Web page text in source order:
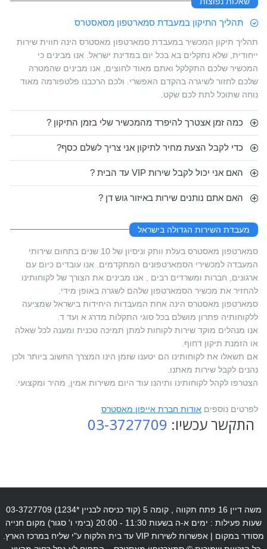
תהליך התיקון במעבדת סמארטפון מסאסטרס
תהליך תיקון המכשיר במעבדת סמארטפון מאסטרס הינה חווית שירות
ייחודית, שלא נתקלים בא בכל יום במדינת ישראל. אנו מבינים כי
המכשיר שלכם התקלקל ואתם מאוד לחוצים, אנו מבינים שהמטרה
שלכם לחזור לשיגרה בהקדם האפשרי. ולכם הרכבנו פלטפורמה מאוד
נוחה שתוכל לתת לכם שקט.
כמה זמן אצטרך להיפרד מהמכשיר שלי בזמן התיקון ?
כדי לקבל הצעת מחיר לתיקון אני צריך לשלם כסף?
האם אני יכול לקבל שירות VIP עד הבית ?
האם אתם נותנים שירות באיזור גוש דן ?
מעבדת השירות הגדולה בישראל
סמארטפון מאסטרס בעלת וותק וניסיון של 10 שנים בתחום שירותי
המעבדה למכשירי הסמארטפונים המתקדמים. אנו עובדים כיום עם
ארגונים, חברות ומשרדים רבים , אנו מבינים את הצורך של לקוחותינו
להחזיר את מכשיר הסמארטפון שלהם לשגרה באופן מידי.
סמארטפון מאסטרס הינה אחת המעבדות היחידות בישראל שמציעה
ללקוחותיה פתרון מושלם בכל סוגי התקלות מדרג א ועד ד.
אנו מנהלים מוקד שירות לקוחות למתן תמיכה טכנית ומענה לכל שאלה
או הזמנת תיקון דחוף.
אם תשאלו את לקוחותינו הם יטענו שזמן הינו המצרך החשוב ביותר ולכן
נהנים לקבל שירות מאתנו.
הצטרפו לקהל לקוחותינו ותיהנו עוד היום משירות אמין, מהיר ומקצועי.
לפרטים נוספים אודות חברת אייפון מאסטרס
התקשר עכשיו: 03-3727709
משה דיין 16 פתח תקווה , קומה 5 (קוד כניסה לבניין *1234) 03-3727709
שעות פעילות : ימים א-ה בשעות 11:30 - 20:00 (בימי ו' סגור) מקום חנייה
מסודר במקום | אפשרות לשירות VIP עד בית הלקוח ע"י שליח במרכז הארץ.